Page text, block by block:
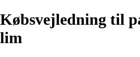
Købsvejledning til
lim